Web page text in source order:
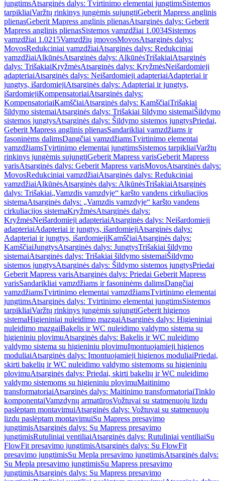
jungtimsAtsarginės dalys: Tvirtinimo elementai jungtimsSistemos
tarpikliaiVaržtų rinkinys jungėmis sujungtiGeberit Mapress anglinis
plienasGeberit Mapress anglinis plienasAtsarginės dalys: Geberit
Mapress anglinis plienasSistemos vamzdžiai 1.0034Sistemos
vamzdžiai 1.0215Vamzdžių įmovosMovosAtsarginės dalys:
MovosRedukciniai vamzdžiaiAtsarginės dalys: Redukciniai
vamzdžiaiAlkūnėsAtsarginės dalys: AlkūnėsTrišakiaiAtsarginės
dalys: TrišakiaiKryžmėsAtsarginės dalys: KryžmėsNeišardomieji
adapteriaiAtsarginės dalys: Neišardomieji adapteriaiAdapteriai ir
jungtys, išardomiejiAtsarginės dalys: Adapteriai ir jungtys,
išardomiejiKompensatoriaiAtsarginės dalys:
KompensatoriaiKamščiaiAtsarginės dalys: KamščiaiTrišakiai
šildymo sistemaiAtsarginės dalys: Trišakiai šildymo sistemaiŠildymo
sistemos jungtysAtsarginės dalys: Šildymo sistemos jungtysPriedai,
Geberit Mapress anglinis plienasSandarikliai vamzdžiams ir
fasoninėms dalimsDangčiai vamzdžiamsTvirtinimo elementai
vamzdžiamsTvirtinimo elementai jungtimsSistemos tarpikliaiVaržtų
rinkinys jungėmis sujungtiGeberit Mapress varisGeberit Mapress
varisAtsarginės dalys: Geberit Mapress varisMovosAtsarginės dalys:
MovosRedukciniai vamzdžiaiAtsarginės dalys: Redukciniai
vamzdžiaiAlkūnėsAtsarginės dalys: AlkūnėsTrišakiaiAtsarginės
dalys: Trišakiai„Vamzdis vamzdyje“ karšto vandens cirkuliacijos
sistemaAtsarginės dalys: „Vamzdis vamzdyje“ karšto vandens
cirkuliacijos sistemaKryžmėsAtsarginės dalys:
KryžmėsNeišardomieji adapteriaiAtsarginės dalys: Neišardomieji
adapteriaiAdapteriai ir jungtys, išardomiejiAtsarginės dalys:
Adapteriai ir jungtys, išardomiejiKamščiaiAtsarginės dalys:
KamščiaiJungtysAtsarginės dalys: JungtysTrišakiai šildymo
sistemaiAtsarginės dalys: Trišakiai šildymo sistemaiŠildymo
sistemos jungtysAtsarginės dalys: Šildymo sistemos jungtysPriedai
Geberit Mapress varisAtsarginės dalys: Priedai Geberit Mapress
varisSandarikliai vamzdžiams ir fasoninėms dalimsDangčiai
vamzdžiamsTvirtinimo elementai vamzdžiamsTvirtinimo elementai
jungtimsAtsarginės dalys: Tvirtinimo elementai jungtimsSistemos
tarpikliaiVaržtų rinkinys jungėmis sujungtiGeberit higienos
sistemaHigieniniai nuleidimo mazgaiAtsarginės dalys: Higieniniai
nuleidimo mazgaiBakelis ir WC nuleidimo valdymo sistema su
higieniniu plovimuAtsarginės dalys: Bakelis ir WC nuleidimo
valdymo sistema su higieniniu plovimuĮmontuojamieji higienos
moduliaiAtsarginės dalys: Įmontuojamieji higienos moduliaiPriedai,
skirti bakelių ir WC nuleidimo valdymo sistemoms su higieniniu
plovimuAtsarginės dalys: Priedai, skirti bakelių ir WC nuleidimo
valdymo sistemoms su higieniniu plovimuMaitinimo
transformatoriaiAtsarginės dalys: Maitinimo transformatoriaiTinklo
komponentaiVamzdynų armatūrosVožtuvai su statmenuoju lizdu
paslėptam montavimuiAtsarginės dalys: Vožtuvai su statmenuoju
lizdu paslėptam montavimuiSu Mapress presavimo
jungtimisAtsarginės dalys: Su Mapress presavimo
jungtimisRutuliniai ventiliaiAtsarginės dalys: Rutuliniai ventiliaiSu
FlowFit presavimo jungtimisAtsarginės dalys: Su FlowFit
presavimo jungtimisSu Mepla presavimo jungtimisAtsarginės dalys:
Su Mepla presavimo jungtimisSu Mapress presavimo
jungtimisAtsarginės dalys: Su Mapress presavimo